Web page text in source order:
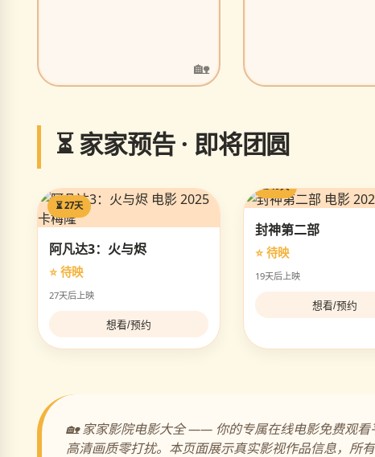
⏳ 家家预告 · 即将团圆
⏳ 27天
阿凡达3：火与烬
⭐ 待映
27天后上映
想看/预约
⏳ 19天
封神第二部
⭐ 待映
19天后上映
想看/预约
🏡 家家影院电影大全 —— 你的专属在线电影免费观看
高清画质零打扰。本页面展示真实影视作品信息，所